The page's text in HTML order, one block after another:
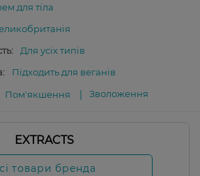
для тіла
Для усіх типів
Підходить для веганів
Пом'якшення Зволоження
EXTRACTS
товари бренда